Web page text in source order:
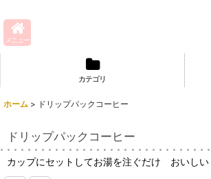
メニュー
カテゴリ
ホーム > ドリップパックコーヒー
ドリップパックコーヒー
カップにセットしてお湯を注ぐだけ おいし